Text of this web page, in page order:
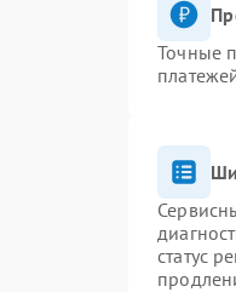
Точные
статус